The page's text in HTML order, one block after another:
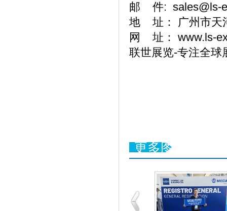
邮 件: sales@ls-
地 址： 广州市天
网 址： www.ls-
联世展览-专注全球
更多图片